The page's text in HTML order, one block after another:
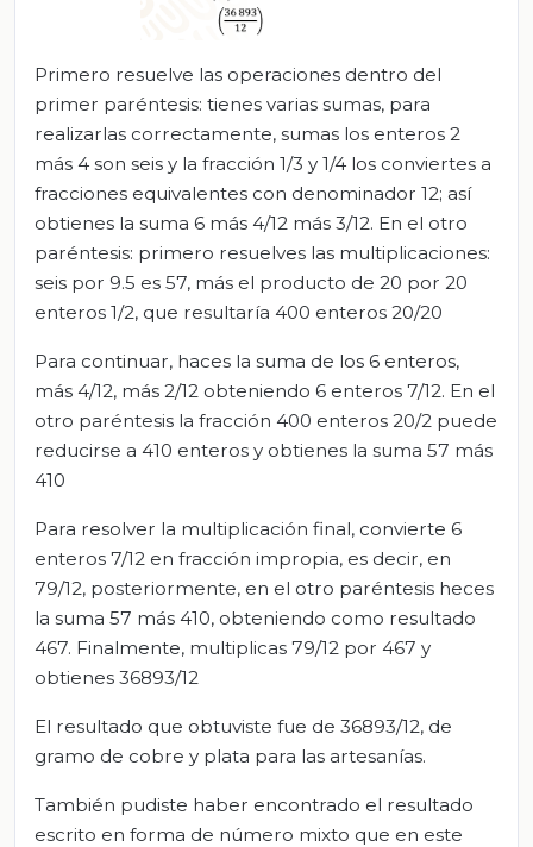
Primero resuelve las operaciones dentro del
primer paréntesis: tienes varias sumas, para
realizarlas correctamente, sumas los enteros 2
más 4 son seis y la fracción 1/3 y 1/4 los conviertes a
fracciones equivalentes con denominador 12; así
obtienes la suma 6 más 4/12 más 3/12. En el otro
paréntesis: primero resuelves las multiplicaciones:
seis por 9.5 es 57, más el producto de 20 por 20
enteros 1/2, que resultaría 400 enteros 20/20
Para continuar, haces la suma de los 6 enteros,
más 4/12, más 2/12 obteniendo 6 enteros 7/12. En el
otro paréntesis la fracción 400 enteros 20/2 puede
reducirse a 410 enteros y obtienes la suma 57 más
410
Para resolver la multiplicación final, convierte 6
enteros 7/12 en fracción impropia, es decir, en
79/12, posteriormente, en el otro paréntesis heces
la suma 57 más 410, obteniendo como resultado
467. Finalmente, multiplicas 79/12 por 467 y
obtienes 36893/12
El resultado que obtuviste fue de 36893/12, de
gramo de cobre y plata para las artesanías.
También pudiste haber encontrado el resultado
escrito en forma de número mixto que en este